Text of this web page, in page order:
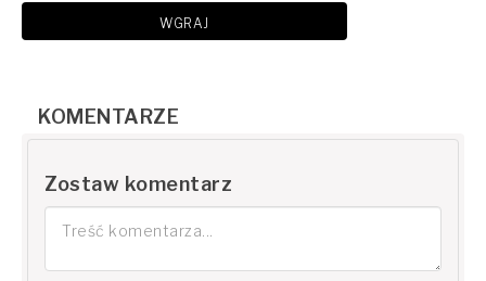
WGRAJ
KOMENTARZE
Zostaw komentarz